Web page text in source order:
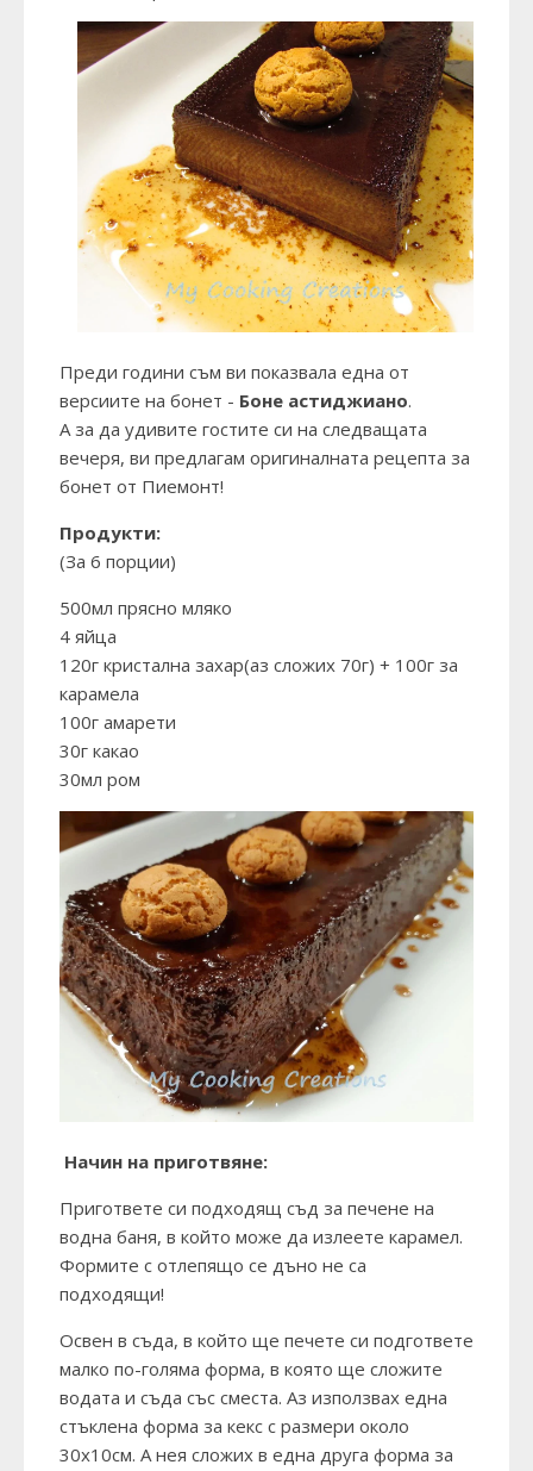
Преди години съм ви показвала една от
версиите на бонет - Боне астиджиано.
А за да удивите гостите си на следващата
вечеря, ви предлагам оригиналната рецепта за
бонет от Пиемонт!
Продукти:
(За 6 порции)
500мл прясно мляко
4 яйца
120г кристална захар(аз сложих 70г) + 100г за
карамела
100г амарети
30г какао
30мл ром
Начин на приготвяне:
Пригответе си подходящ съд за печене на
водна баня, в който може да излеете карамел.
Формите с отлепящо се дъно не са
подходящи!
Освен в съда, в който ще печете си подгответе
малко по-голяма форма, в която ще сложите
водата и съда със сместа. Аз използвах една
стъклена форма за кекс с размери около
30х10см. А нея сложих в една друга форма за